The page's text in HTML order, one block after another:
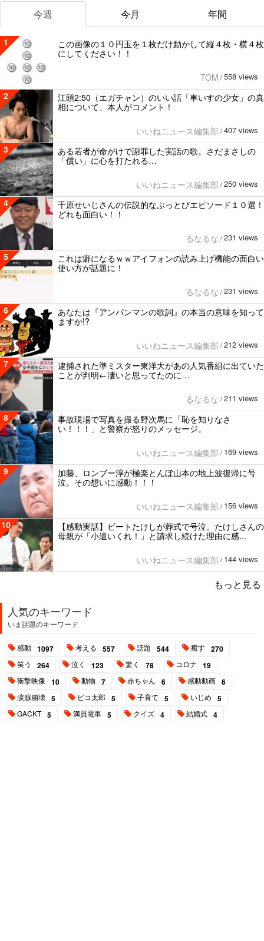
今週 今月 年間
1
この画像の１０円玉を１枚だけ動かして縦４枚・横４枚
にしてください！！
TOM / 558 views
2
江頭2:50（エガチャン）のいい話「車いすの少女」の真
相について、本人がコメント！
いいねニュース編集部 / 407 views
3
ある若者が命がけで謝罪した実話の歌。さだまさしの
「償い」に心を打たれる…
いいねニュース編集部 / 250 views
4
千原せいじさんの伝説的なぶっとびエピソード１０選！
どれも面白い！！
るなるな / 231 views
5
これは癖になるｗｗアイフォンの読み上げ機能の面白い
使い方が話題に！
るなるな / 231 views
6
あなたは『アンパンマンの歌詞』の本当の意味を知って
ますか!?
いいねニュース編集部 / 212 views
7
逮捕された準ミスター東洋大があの人気番組に出ていた
ことが判明←凄いと思ってたのに…
るなるな / 211 views
8
事故現場で写真を撮る野次馬に「恥を知りなさ
い！！！」と警察が怒りのメッセージ。
いいねニュース編集部 / 169 views
9
加藤、ロンブー淳が極楽とんぼ山本の地上波復帰に号
泣。その想いに感動！！！
いいねニュース編集部 / 156 views
10
【感動実話】ビートたけしが葬式で号泣。たけしさんの
母親が「小遣いくれ！」と請求し続けた理由に感...
いいねニュース編集部 / 144 views
もっと見る
人気のキーワード
いま話題のキーワード
感動 1097 考える 557 話題 544 癒す 270
笑う 264 泣く 123 驚く 78 コロナ 19
衝撃映像 10 動物 7 赤ちゃん 6 感動動画 6
涙腺崩壊 5 ピコ太郎 5 子育て 5 いじめ 5
GACKT 5 満員電車 5 クイズ 4 結婚式 4